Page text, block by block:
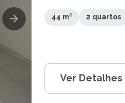
44 m² 2 quartos
Ver Detalhes